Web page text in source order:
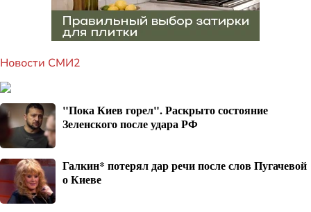
Новости СМИ2
"Пока Киев горел". Раскрыто состояние
Зеленского после удара РФ
Галкин* потерял дар речи после слов Пугачевой
о Киеве